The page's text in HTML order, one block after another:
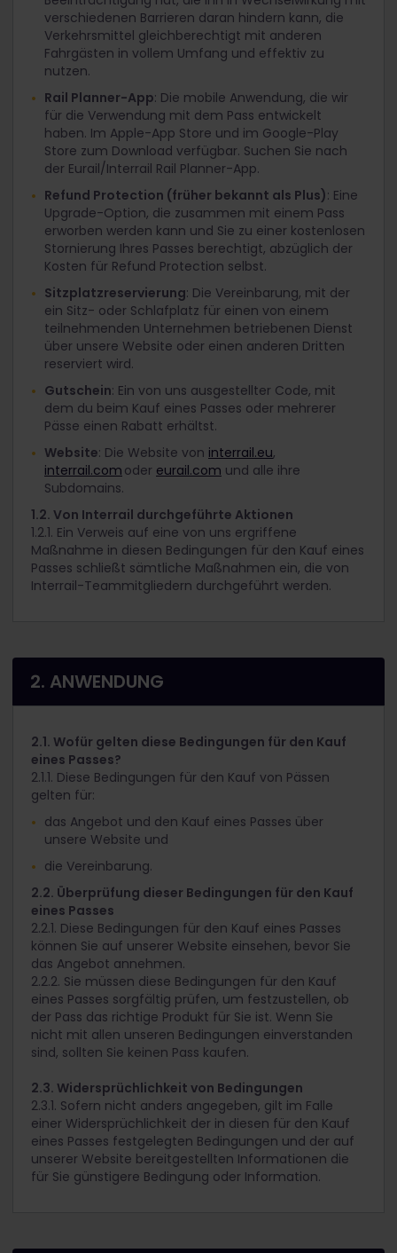
verschiedenen Barrieren daran hindern kann, die
Verkehrsmittel gleichberechtigt mit anderen
Fahrgästen in vollem Umfang und effektiv zu
nutzen.
Rail Planner-App: Die mobile Anwendung, die wir
für die Verwendung mit dem Pass entwickelt
haben. Im Apple-App Store und im Google-Play
Store zum Download verfügbar. Suchen Sie nach
der Eurail/Interrail Rail Planner-App.
Refund Protection (früher bekannt als Plus): Eine
Upgrade-Option, die zusammen mit einem Pass
erworben werden kann und Sie zu einer kostenlosen
Stornierung Ihres Passes berechtigt, abzüglich der
Kosten für Refund Protection selbst.
Sitzplatzreservierung: Die Vereinbarung, mit der
ein Sitz- oder Schlafplatz für einen von einem
teilnehmenden Unternehmen betriebenen Dienst
über unsere Website oder einen anderen Dritten
reserviert wird.
Gutschein: Ein von uns ausgestellter Code, mit
dem du beim Kauf eines Passes oder mehrerer
Pässe einen Rabatt erhältst.
Website: Die Website von interrail.eu,
interrail.com oder eurail.com und alle ihre
Subdomains.
1.2. Von Interrail durchgeführte Aktionen
1.2.1. Ein Verweis auf eine von uns ergriffene
Maßnahme in diesen Bedingungen für den Kauf eines
Passes schließt sämtliche Maßnahmen ein, die von
Interrail-Teammitgliedern durchgeführt werden.
2. ANWENDUNG
2.1. Wofür gelten diese Bedingungen für den Kauf
eines Passes?
2.1.1. Diese Bedingungen für den Kauf von Pässen
gelten für:
das Angebot und den Kauf eines Passes über
unsere Website und
die Vereinbarung.
2.2. Überprüfung dieser Bedingungen für den Kauf
eines Passes
2.2.1. Diese Bedingungen für den Kauf eines Passes
können Sie auf unserer Website einsehen, bevor Sie
das Angebot annehmen.
2.2.2. Sie müssen diese Bedingungen für den Kauf
eines Passes sorgfältig prüfen, um festzustellen, ob
der Pass das richtige Produkt für Sie ist. Wenn Sie
nicht mit allen unseren Bedingungen einverstanden
sind, sollten Sie keinen Pass kaufen.
2.3. Widersprüchlichkeit von Bedingungen
2.3.1. Sofern nicht anders angegeben, gilt im Falle
einer Widersprüchlichkeit der in diesen für den Kauf
eines Passes festgelegten Bedingungen und der auf
unserer Website bereitgestellten Informationen die
für Sie günstigere Bedingung oder Information.